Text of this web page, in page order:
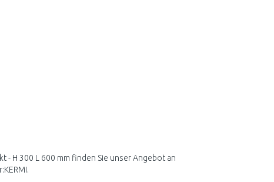
- H 300 L 600 mm finden Sie unser Angebot an